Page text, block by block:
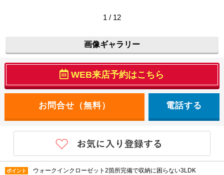
1 / 12
画像ギャラリー
WEB来店予約はこちら
電話する
ポイント ウォークインクローゼット2箇所完備で収納に困らない3LDK